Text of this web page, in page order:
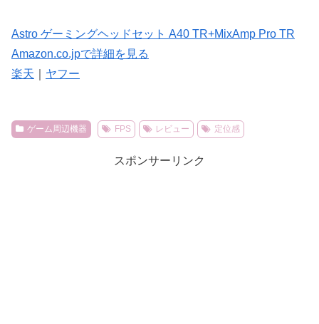
Astro ゲーミングヘッドセット A40 TR+MixAmp Pro TR
Amazon.co.jpで詳細を見る
楽天
ヤフー
ゲーム周辺機器 FPS レビュー 定位感
スポンサーリンク